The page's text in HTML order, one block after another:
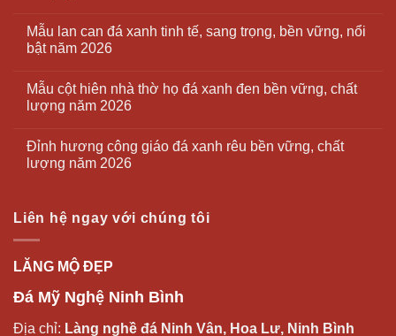
Mẫu lan can đá xanh tinh tế, sang trọng, bền vững, nổi
bật năm 2026
Mẫu cột hiên nhà thờ họ đá xanh đen bền vững, chất
lượng năm 2026
Đỉnh hương công giáo đá xanh rêu bền vững, chất
lượng năm 2026
Liên hệ ngay với chúng tôi
LĂNG MỘ ĐẸP
Đá Mỹ Nghệ Ninh Bình
Địa chỉ: Làng nghề đá Ninh Vân, Hoa Lư, Ninh Bình